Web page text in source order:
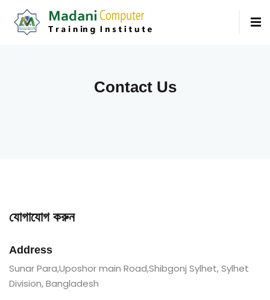
Contact Us
যোগাযোগ করুন
Address
Sunar Para,Uposhor main Road,Shibgonj Sylhet, Sylhet
Division, Bangladesh